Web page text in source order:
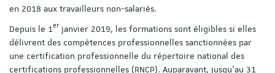
en 2018 aux travailleurs non-salariés.
Depuis le 1er janvier 2019, les formations sont éligibles si elles
délivrent des compétences professionnelles sanctionnées par
une certification professionnelle du répertoire national des
certifications professionnelles (RNCP). Auparavant, jusqu'au 31